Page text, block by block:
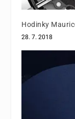
Hodinky
28. 7. 2018